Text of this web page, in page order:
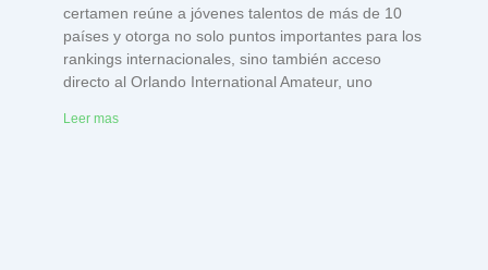
certamen reúne a jóvenes talentos de más de 10
países y otorga no solo puntos importantes para los
rankings internacionales, sino también acceso
directo al Orlando International Amateur, uno
Leer mas